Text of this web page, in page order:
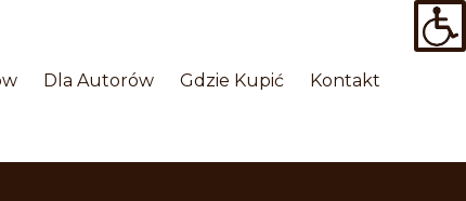
Dla Autorów Gdzie Kupić Kontakt